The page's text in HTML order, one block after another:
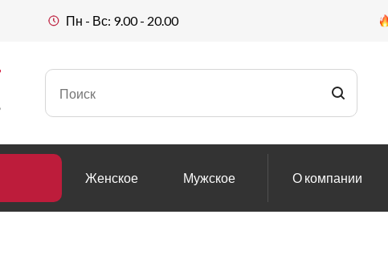
Пн - Вс: 9.00 - 20.00
Женское Мужское О компании